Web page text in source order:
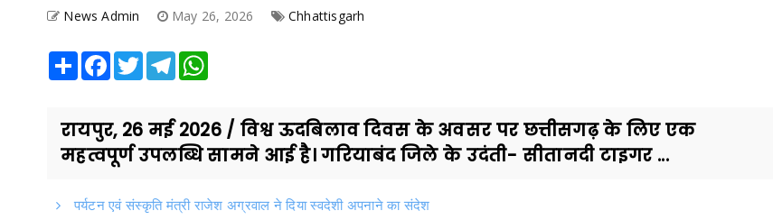
News Admin May 26, 2026 Chhattisgarh
Share Facebook
TwitterTelegram
रायपुर, 26 मई 2026 / विश्व ऊदबिलाव दिवस के अवसर पर छत्तीसगढ़ के लिए एक
महत्वपूर्ण उपलब्धि सामने आई है। गरियाबंद जिले के उदंती- सीतानदी टाइगर ...
पर्यटन एवं संस्कृति मंत्री राजेश अग्रवाल ने दिया स्वदेशी अपनाने का संदेश